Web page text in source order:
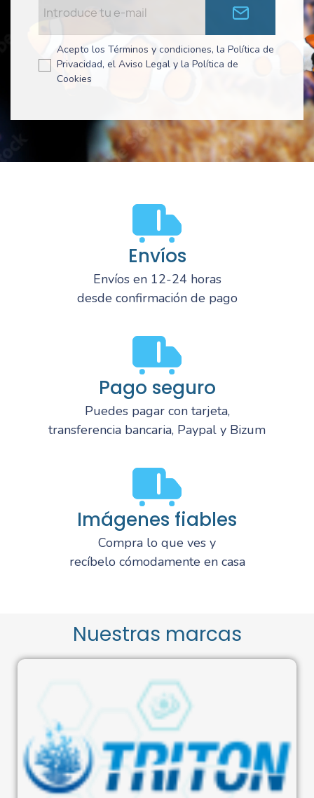
Acepto los Términos y condiciones, la Política de
Privacidad, el Aviso Legal y la Política de
Cookies
Envíos
Envíos en 12-24 horas
desde confirmación de pago
Pago seguro
Puedes pagar con tarjeta,
transferencia bancaria, Paypal y Bizum
Imágenes fiables
Compra lo que ves y
recíbelo cómodamente en casa
Nuestras marcas